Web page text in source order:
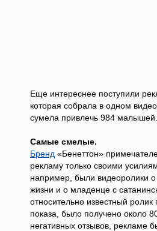
Еще интереснее поступили
которая собрала в одном
сумела привлечь 984 малышей.
Самые смелые.
Бренд «Бенеттон»
рекламу только своими
например, были видеоролики
жизни и о младенце с
относительно известный
показа, было получено около
негативных отзывов, рекламе